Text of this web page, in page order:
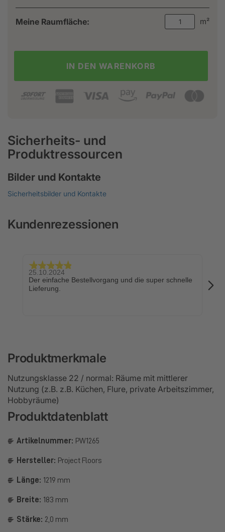
Meine Raumfläche: m²
IN DEN WARENKORB
Sicherheits- und
Produktressourcen
Bilder und Kontakte
Sicherheitsbilder und Kontakte
Kundenrezessionen
25.10.2024
Der einfache Bestellvorgang und die super schnelle
Lieferung.
Produktmerkmale
Nutzungsklasse 22 / normal: Räume mit mittlerer
Nutzung (z.B. z.B. Küchen, Flure, private Arbeitszimmer,
Hobbyräume)
Produktdatenblatt
Artikelnummer: PW1265
Hersteller: Project Floors
Länge: 1219 mm
Breite: 183 mm
Stärke: 2,0 mm